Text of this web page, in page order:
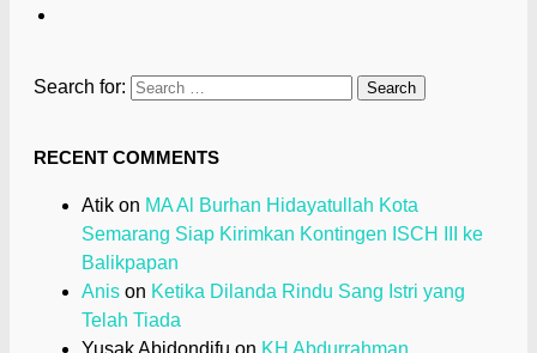
Search for:
RECENT COMMENTS
Atik on MA Al Burhan Hidayatullah Kota
Semarang Siap Kirimkan Kontingen ISCH III ke
Balikpapan
Anis on Ketika Dilanda Rindu Sang Istri yang
Telah Tiada